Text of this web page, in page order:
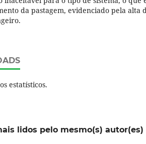
da pastagem, evidenciado pela alta
estatísticos.
lidos pelo mesmo(s) autor(es)